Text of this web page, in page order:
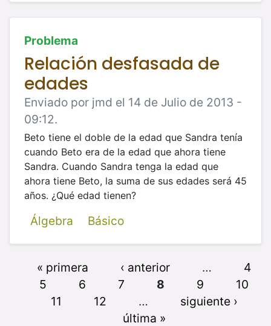
Problema
Relación desfasada de
edades
Enviado por jmd el 14 de Julio de 2013 -
09:12.
Beto tiene el doble de la edad que Sandra tenía
cuando Beto era de la edad que ahora tiene
Sandra. Cuando Sandra tenga la edad que
ahora tiene Beto, la suma de sus edades será 45
años. ¿Qué edad tienen?
Álgebra Básico
« primera ‹ anterior …
4
5
6 7 8 9
10
11
12 …
siguiente ›
última »